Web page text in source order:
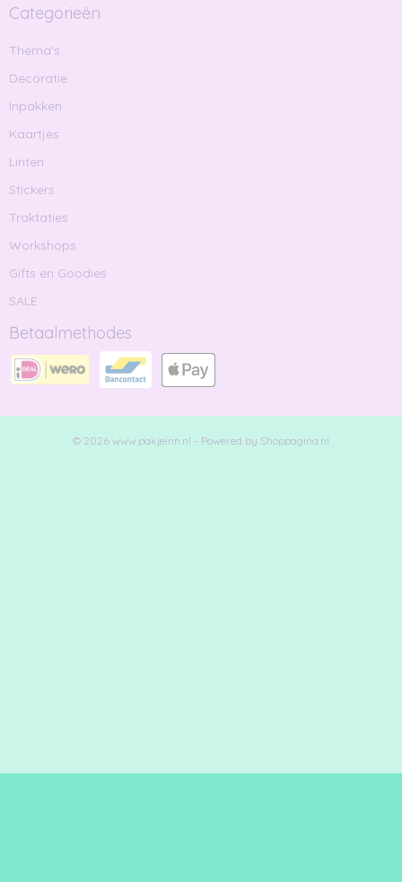
Categorieën
Thema's
Decoratie
Inpakken
Kaartjes
Linten
Stickers
Traktaties
Workshops
Gifts en Goodies
SALE
Betaalmethodes
© 2026 www.pakjeinn.nl - Powered by Shoppagina.nl